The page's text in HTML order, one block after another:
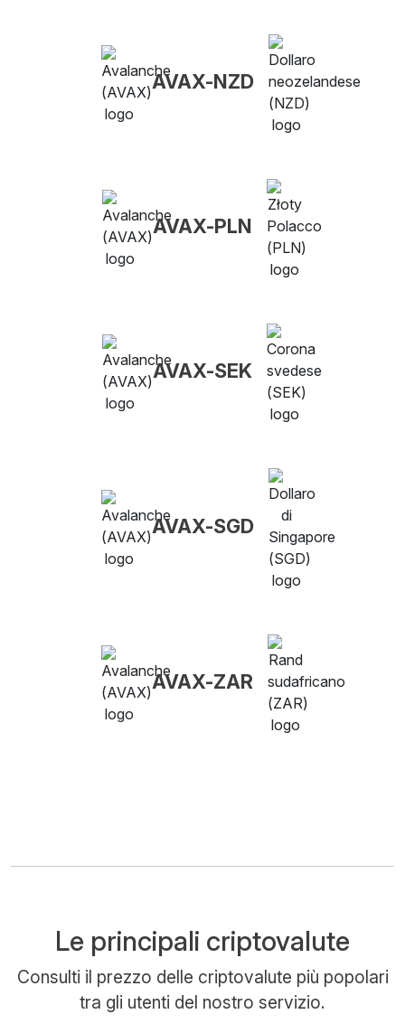
AVAX-NZD
AVAX-PLN
AVAX-SEK
AVAX-SGD
AVAX-ZAR
Le principali criptovalute
Consulti il prezzo delle criptovalute più popolari
tra gli utenti del nostro servizio.